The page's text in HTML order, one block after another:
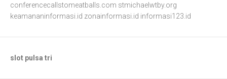
conferencecallstomeatballs.com stmichaelwtby.org
keamananinformasi.id zonainformasi.id informasi123.id
slot pulsa tri